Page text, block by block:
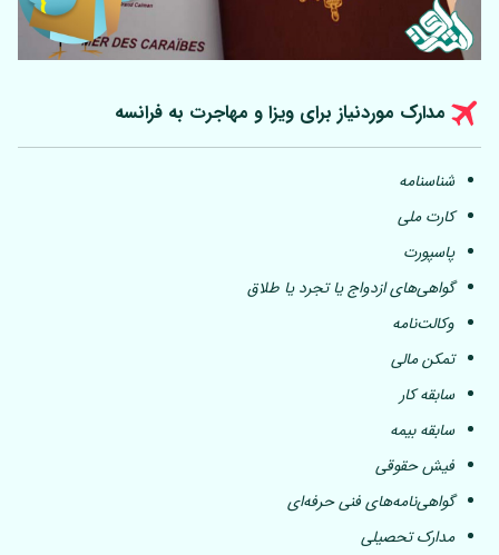
مدارک موردنیاز برای ویزا و مهاجرت به فرانسه
شناسنامه
کارت ملی
پاسپورت
گواهی‌های ازدواج یا تجرد یا طلاق
وکالت‌نامه
تمکن مالی
سابقه کار
سابقه بیمه
فیش حقوقی
گواهی‌نامه‌های فنی حرفه‌ای
مدارک تحصیلی